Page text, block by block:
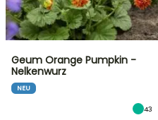
Geum Orange Pumpkin -
Nelkenwurz
NEU
43